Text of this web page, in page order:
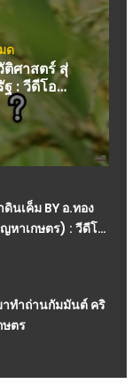
ด
ศาสตร์ สุ่
: วีดีโอ
นเค็ม BY อ.ทอง
หาเกษตร) : วีดีโอ
ทำถ่านกัมมันต์ คริ
ษตร